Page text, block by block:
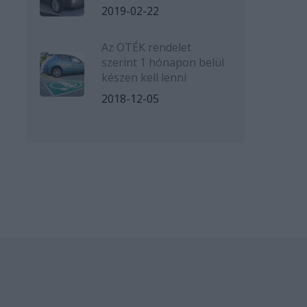
2019-02-22
Az OTÉK rendelet
szerint 1 hónapon belül
készen kell lenni
2018-12-05